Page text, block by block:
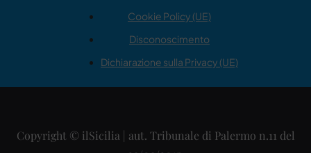
Cookie Policy (UE)
Disconoscimento
Dichiarazione sulla Privacy (UE)
Copyright © ilSicilia | aut. Tribunale di Palermo n.11 del